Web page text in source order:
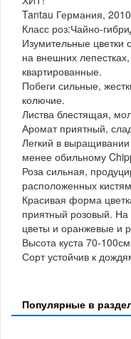
Tantau Германия, 2010
Класс роз:Чайно-
Изумительные цветки
на внешних
квартированные.
Побеги сильные,
колючие.
Листва блестящая,
Аромат приятный,
Легкий в
менее обильному
Роза сильная,
расположенных
Красивая форма
приятный розовый. На
цветы и оранжевые и
Высота куста 70-
Сорт устойчив к
Популярные в